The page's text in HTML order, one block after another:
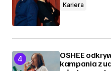
Kariera
OSHEE
kampania z